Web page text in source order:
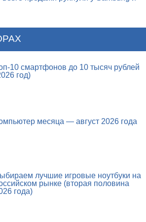
10 смартфонов до 10 тысяч рублей
год)
месяца — август 2026 года
лучшие игровые ноутбуки на
рынке (вторая половина
года)